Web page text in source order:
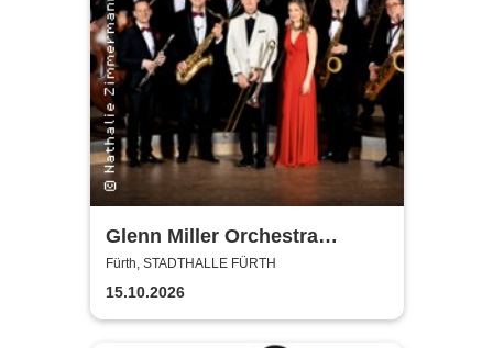
Glenn Miller Orchestra
directed by Uli Plettendorff
Fürth, STADTHALLE FÜRTH
15.10.2026